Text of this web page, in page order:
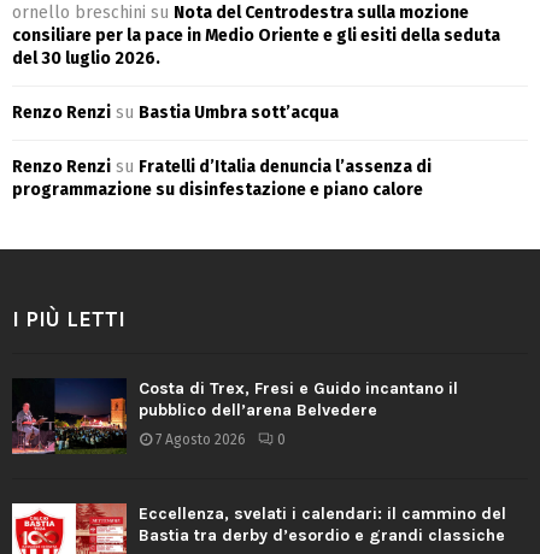
ornello breschini su Nota del Centrodestra sulla mozione
consiliare per la pace in Medio Oriente e gli esiti della seduta
del 30 luglio 2026.
Renzo Renzi su Bastia Umbra sott’acqua
Renzo Renzi su Fratelli d’Italia denuncia l’assenza di
programmazione su disinfestazione e piano calore
I PIÙ LETTI
Costa di Trex, Fresi e Guido incantano il
pubblico dell’arena Belvedere
7 Agosto 2026 0
Eccellenza, svelati i calendari: il cammino del
Bastia tra derby d’esordio e grandi classiche